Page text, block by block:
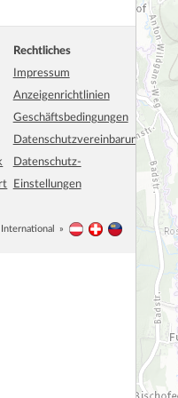
Rechtliches
Impressum
Anzeigenrichtlinien
Geschäftsbedingungen
Datenschutzvereinbarung
Datenschutz-
Einstellungen
International Österreich
Schweiz